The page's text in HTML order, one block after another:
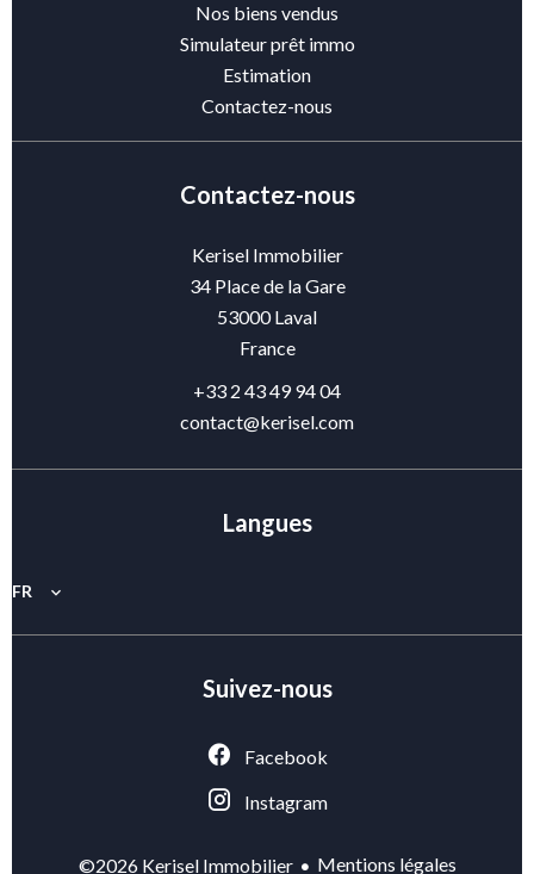
Nos biens vendus
Simulateur prêt immo
Estimation
Contactez-nous
Contactez-nous
Kerisel Immobilier
34 Place de la Gare
53000Laval
France
+33 2 43 49 94 04
contact@kerisel.com
Langues
FR
Suivez-nous
Facebook
Instagram
©2026 Kerisel Immobilier Mentions légales